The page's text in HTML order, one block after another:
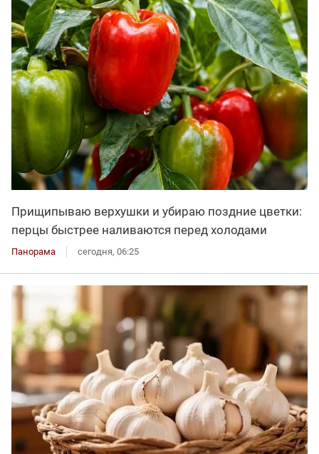
Прищипываю верхушки и убираю поздние цветки:
перцы быстрее наливаются перед холодами
Панорама сегодня, 06:25